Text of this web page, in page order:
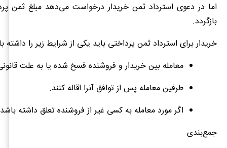
اما در دعوی استرداد ثمن خریدار درخواست می‌دهد مبلغ ثمن
بازگردد.
خریدار برای استرداد ثمن پرداختی باید یکی از شرایط زیر را داشته
معامله بین خریدار و فروشنده فسخ شده یا به علت
طرفین معامله پس از توافق آنرا اقاله کنند.
اگر مورد معامله به کسی غیر از فروشنده تعلق داشته
جمع‌بندی